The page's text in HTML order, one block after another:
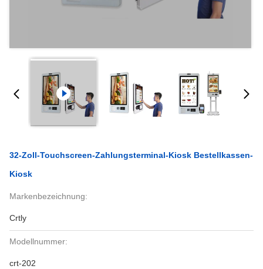
32-Zoll-Touchscreen-Zahlungsterminal-Kiosk Bestellkassen-
Kiosk
Markenbezeichnung:
Crtly
Modellnummer:
crt-202